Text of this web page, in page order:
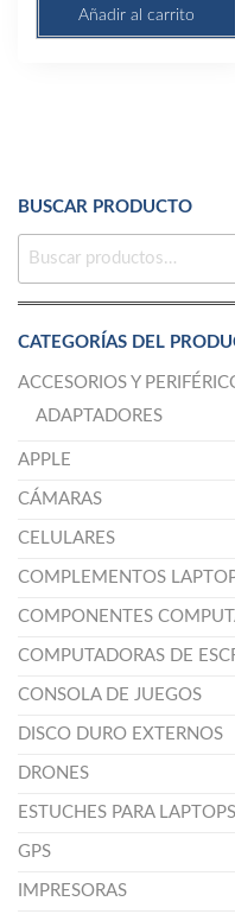
Añadir al carrito
BUSCAR PRODUCTO
CATEGORÍAS DEL
ACCESORIOS Y
ADAPTADORES
APPLE
CÁMARAS
CELULARES
COMPLEMENTOS
COMPONENTES
COMPUTADORAS DE
CONSOLA DE JUEGOS
DISCO DURO EXTERNOS
DRONES
ESTUCHES PARA LAPTOPS
GPS
IMPRESORAS